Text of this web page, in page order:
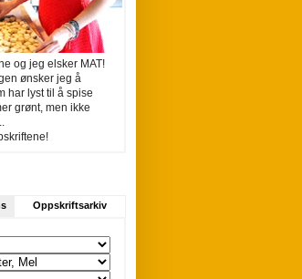
og jeg elsker MAT!
ønsker jeg å
har lyst til å spise
grønt, men ikke
Oppskriftsarkiv